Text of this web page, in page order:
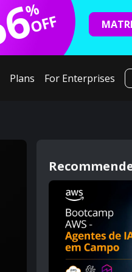
%
OFF
Plans For Enterprises